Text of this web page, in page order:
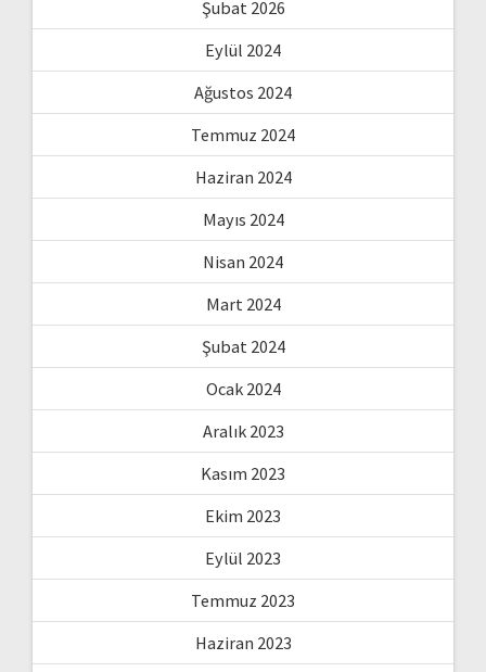
Şubat 2026
Eylül 2024
Ağustos 2024
Temmuz 2024
Haziran 2024
Mayıs 2024
Nisan 2024
Mart 2024
Şubat 2024
Ocak 2024
Aralık 2023
Kasım 2023
Ekim 2023
Eylül 2023
Temmuz 2023
Haziran 2023